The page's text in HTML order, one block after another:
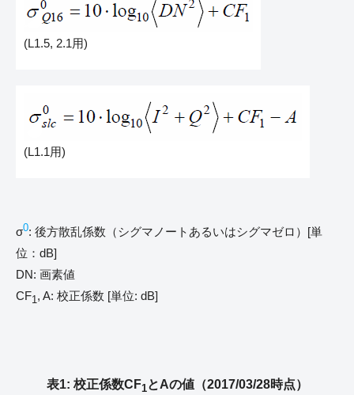
(L1.5, 2.1用)
(L1.1用)
σ0: 後方散乱係数（シグマノートあるいはシグマゼロ）[単
位：dB]
DN: 画素値
CF1 , A: 校正係数 [単位: dB]
表1: 校正係数CF1とAの値（2017/03/28時点）